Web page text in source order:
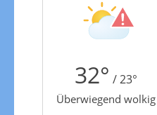
32° / 23°
Überwiegend wolkig